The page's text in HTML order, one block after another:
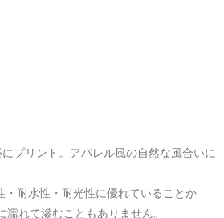
プリント。アパレル風の自然な風合いに
・耐水性・耐光性に優れていることか
濡れて滲むこともありません。